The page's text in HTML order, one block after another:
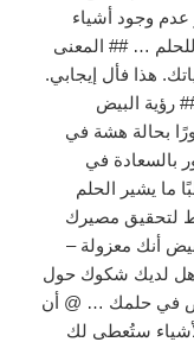
عدم وجود أشياء
… ## المعنى
هذا فأل إيجابي.
رؤية البيض
بحالة هشة في
بالسعادة في
ما يشير الحلم
لتحقيق مصيرك
أنك معزولة –
هل لديك شكوك حول
في حلمك … @ أن
ستُعطى لك